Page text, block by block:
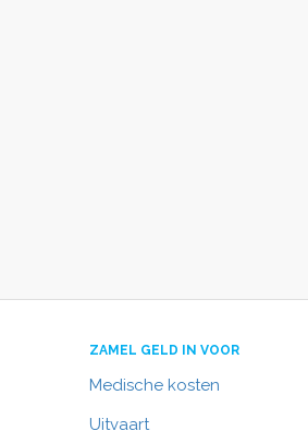
ZAMEL GELD IN VOOR
Medische kosten
Uitvaart